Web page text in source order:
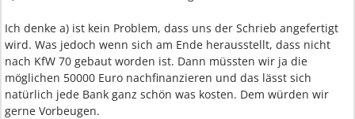
Ich denke a) ist kein Problem, dass uns der Schrieb angefertigt
wird. Was jedoch wenn sich am Ende herausstellt, dass nicht
nach KfW 70 gebaut worden ist. Dann müssten wir ja die
möglichen 50000 Euro nachfinanzieren und das lässt sich
natürlich jede Bank ganz schön was kosten. Dem würden wir
gerne Vorbeugen.